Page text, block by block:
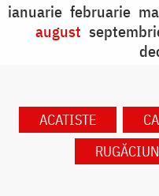
ianuarie februarie
august
ACATISTE